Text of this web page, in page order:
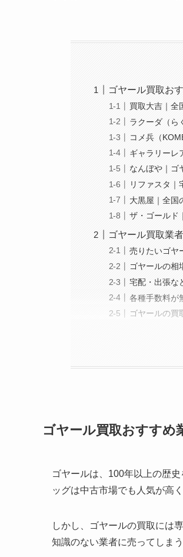
ゴヤール買取お
買取大吉｜全
ラクーダ（ら
コメ兵（
ギャラリーレ
なんぼや｜ゴ
リファスタ｜
大黒屋｜全国
ザ・ゴールド
ゴヤール買取業
売りたいゴヤ
ゴヤールの相
宅配・出張な
各種手数料が
ゴヤールの買
ゴヤール買取おすすめ
ゴヤールは、100年以上の歴
ッグは中古市場でも人気が高
しかし、ゴヤールの買取には
知識のない業者に売ってしまう